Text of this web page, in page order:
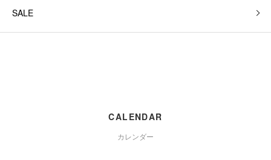
SALE
CALENDAR
カレンダー